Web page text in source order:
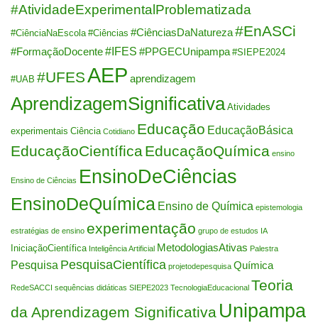
#AtividadeExperimentalProblematizada
#CiênciaNaEscola #Ciências #CiênciasDaNatureza#EnASCi
#FormaçãoDocente#IFES #PPGECUnipampa #SIEPE2024
#UAB #UFESAEP aprendizagem
AprendizagemSignificativa Atividades
experimentais Ciência Cotidiano Educação EducaçãoBásica
EducaçãoCientíficaEducaçãoQuímica ensino
Ensino de Ciências EnsinoDeCiências
EnsinoDeQuímica Ensino de Química epistemologia
estratégias de ensino experimentação grupo de estudos IA
IniciaçãoCientífica Inteligência Artificial MetodologiasAtivas Palestra
Pesquisa PesquisaCientífica projetodepesquisa Química
RedeSACCI sequências didáticas SIEPE2023 TecnologiaEducacional Teoria
da Aprendizagem Significativa Unipampa